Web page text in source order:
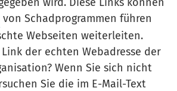
von Schadprogrammen führen
Webseiten weiterleiten.
der echten Webadresse der
Wenn Sie sich nicht
Sie die im E-Mail-Text